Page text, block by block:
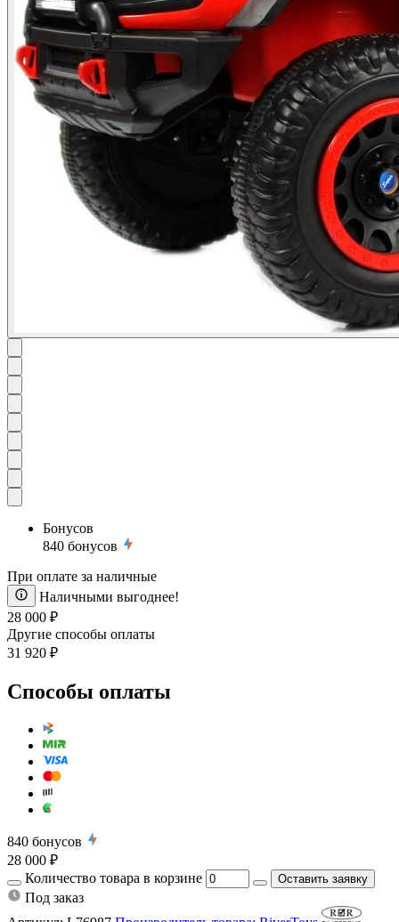
Бонусов
840 бонусов
При оплате за наличные
Наличными выгоднее!
28 000 ₽
Другие способы оплаты
31 920 ₽
Способы оплаты
840 бонусов
28 000 ₽
Количество товара в корзине
Оставить заявку
Под заказ